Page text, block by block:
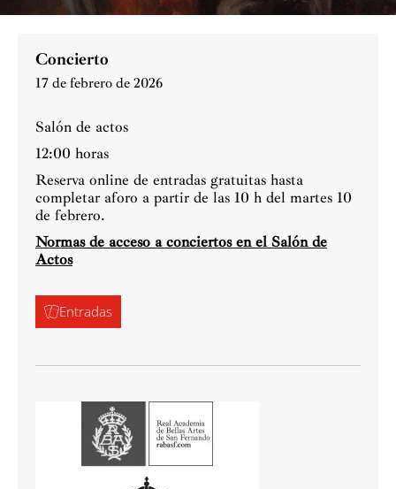
Concierto
17 de febrero de 2026
Salón de actos
12:00 horas
Reserva online de entradas gratuitas hasta
completar aforo a partir de las 10 h del martes 10
de febrero.
Normas de acceso a conciertos en el Salón de
Actos
Entradas